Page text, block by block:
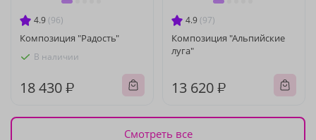
4.9 (96)
Композиция "Радость"
В наличии
18 430 ₽
4.9 (97)
Композиция "Альпийские
луга"
13 620 ₽
Смотреть все